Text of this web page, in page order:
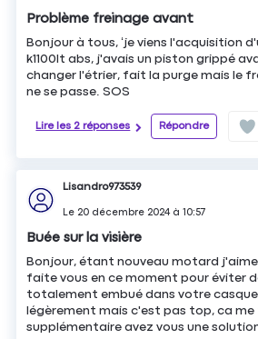
Problème freinage avant
Bonjour à tous, ‘je viens l'acquisition
k1100lt abs, j'avais un piston grippé
changer l'étrier, fait la purge mais le
ne se passe. SOS
Lire les 2 réponses Répondre
Lisandro973539
Le 20 décembre 2024à10:57
Buée sur la visière
Bonjour, étant nouveau motard
faite vous en ce moment pour éviter
totalement embué dans votre
légèrement mais c'est pas top, ca
supplémentaire avez vous une